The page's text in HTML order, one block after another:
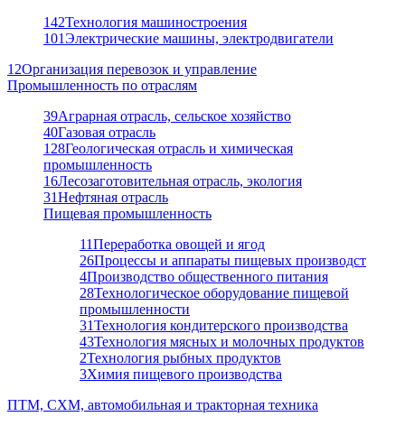
142Технология машиностроения
101Электрические машины, электродвигатели
12Организация перевозок и управление
Промышленность по отраслям
39Аграрная отрасль, сельское хозяйство
40Газовая отрасль
128Геологическая отрасль и химическая
промышленность
16Лесозаготовительная отрасль, экология
31Нефтяная отрасль
Пищевая промышленность
11Переработка овощей и ягод
26Процессы и аппараты пищевых производст
4Производство общественного питания
28Технологическое оборудование пищевой
промышленности
31Технология кондитерского производства
43Технология мясных и молочных продуктов
2Технология рыбных продуктов
3Химия пищевого производства
ПТМ, СХМ, автомобильная и тракторная техника